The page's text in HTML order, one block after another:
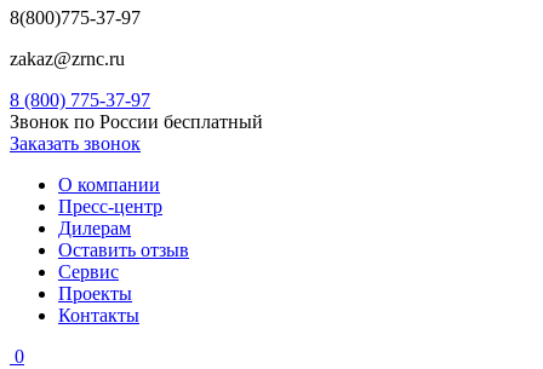
8(800)775-37-97
zakaz@zrnc.ru
8 (800) 775-37-97
Звонок по России бесплатный
Заказать звонок
О компании
Пресс-центр
Дилерам
Оставить отзыв
Сервис
Проекты
Контакты
0